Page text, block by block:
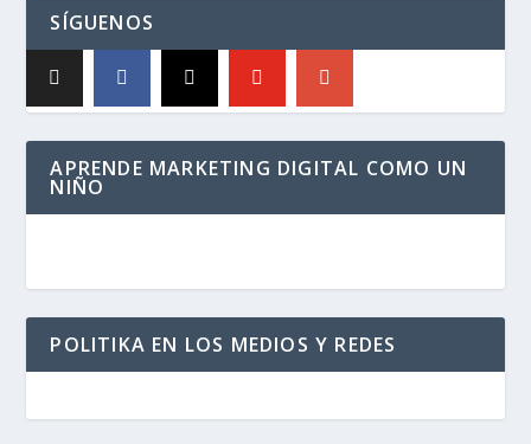
SÍGUENOS
APRENDE MARKETING DIGITAL COMO UN
NIÑO
POLITIKA EN LOS MEDIOS Y REDES